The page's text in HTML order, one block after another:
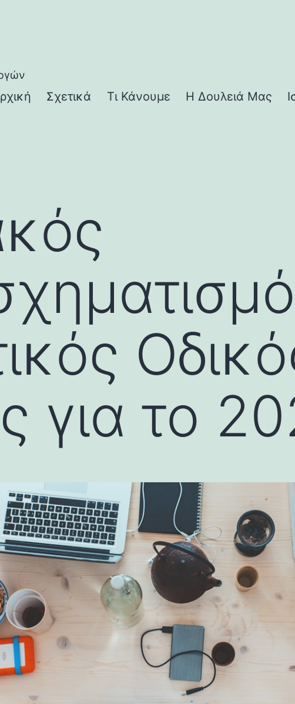
Σχετικά Τι Κάνουμε Η Δουλειά Μας
για το